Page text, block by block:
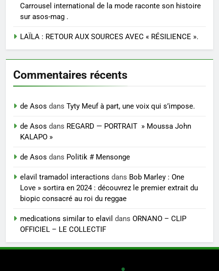
Carrousel international de la mode raconte son histoire
sur asos-mag .
LAÏLA : RETOUR AUX SOURCES AVEC « RÉSILIENCE ».
Commentaires récents
de Asos dans Tyty Meuf à part, une voix qui s’impose.
de Asos dans REGARD — PORTRAIT » Moussa John
KALAPO »
de Asos dans Politik # Mensonge
elavil tramadol interactions dans Bob Marley : One
Love » sortira en 2024 : découvrez le premier extrait du
biopic consacré au roi du reggae
medications similar to elavil dans ORNANO – CLIP
OFFICIEL – LE COLLECTIF